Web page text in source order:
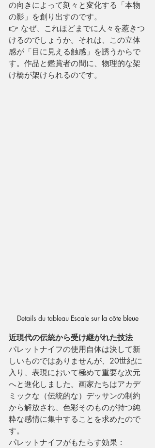
の向きによって刻々と変化する「本物
の影」を創り出すのです。
👉 なぜ、これほどまでに人々を惹きつ
けるのでしょうか。それは、この立体
感が「目に見える触感」を誘うからで
す。作品と鑑賞者の間に、物理的な架
け橋が架けられるのです。
Details du tableau Escale sur la côte bleue
近現代の伝統から受け継がれた技法
パレットナイフの使用自体は決して新
しいものではありませんが、20世紀に
入り、表現において極めて重要な次元
へと進化しました。画家たちはアカデ
ミックな（伝統的な）デッサンの制約
から解放され、色彩そのものが持つ純
粋な感情に集中することを求めたので
す。
パレットナイフがもたらす効果：